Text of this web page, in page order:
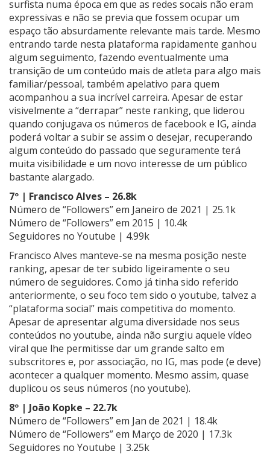
surfista numa época em que as redes socais não eram
expressivas e não se previa que fossem ocupar um
espaço tão absurdamente relevante mais tarde. Mesmo
entrando tarde nesta plataforma rapidamente ganhou
algum seguimento, fazendo eventualmente uma
transição de um conteúdo mais de atleta para algo mais
familiar/pessoal, também apelativo para quem
acompanhou a sua incrível carreira. Apesar de estar
visivelmente a “derrapar” neste ranking, que liderou
quando conjugava os números de facebook e IG, ainda
poderá voltar a subir se assim o desejar, recuperando
algum conteúdo do passado que seguramente terá
muita visibilidade e um novo interesse de um público
bastante alargado.
7º | Francisco Alves – 26.8k
Número de “Followers” em Janeiro de 2021 | 25.1k
Número de “Followers” em 2015 | 10.4k
Seguidores no Youtube | 4.99k
Francisco Alves manteve-se na mesma posição neste
ranking, apesar de ter subido ligeiramente o seu
número de seguidores. Como já tinha sido referido
anteriormente, o seu foco tem sido o youtube, talvez a
“plataforma social” mais competitiva do momento.
Apesar de apresentar alguma diversidade nos seus
conteúdos no youtube, ainda não surgiu aquele vídeo
viral que lhe permitisse dar um grande salto em
subscritores e, por associação, no IG, mas pode (e deve)
acontecer a qualquer momento. Mesmo assim, quase
duplicou os seus números (no youtube).
8º | João Kopke – 22.7k
Número de “Followers” em Jan de 2021 | 18.4k
Número de “Followers” em Março de 2020 | 17.3k
Seguidores no Youtube | 3.25k